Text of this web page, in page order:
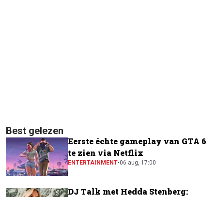
Best gelezen
Eerste échte gameplay van GTA 6
te zien via Netflix
ENTERTAINMENT•06 aug, 17:00
DJ Talk met Hedda Stenberg: